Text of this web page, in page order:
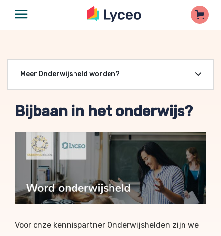
Meer Onderwijsheld worden?
Bijbaan in het onderwijs?
Voor onze kennispartner Onderwijshelden zijn we